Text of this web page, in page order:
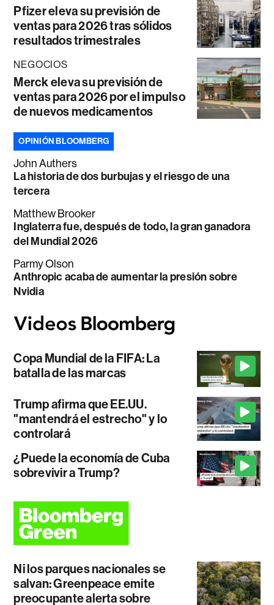
Pfizer eleva su previsión de
ventas para 2026 tras sólidos
resultados trimestrales
NEGOCIOS
Merck eleva su previsión de
ventas para 2026 por el impulso
de nuevos medicamentos
OPINIÓN BLOOMBERG
John Authers
La historia de dos burbujas y el riesgo de una
tercera
Matthew Brooker
Inglaterra fue, después de todo, la gran ganadora
del Mundial 2026
Parmy Olson
Anthropic acaba de aumentar la presión sobre
Nvidia
Copa Mundial de la FIFA: La
batalla de las marcas
Trump afirma que EE.UU.
"mantendrá el estrecho" y lo
controlará
¿Puede la economía de Cuba
sobrevivir a Trump?
Ni los parques nacionales se
salvan: Greenpeace emite
preocupante alerta sobre